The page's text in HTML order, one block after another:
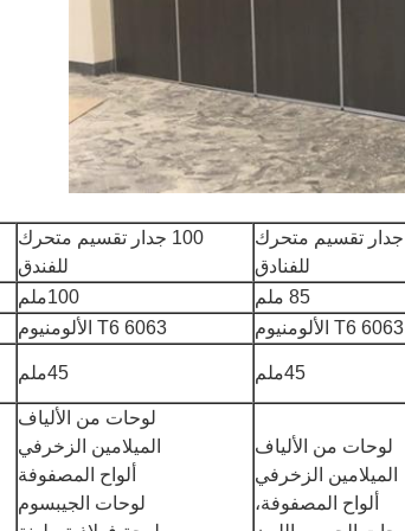
85 جدار تقسيم متحرك
للفنادق
100 جدار تقسيم متحرك
للفندق
85 ملم
100ملم
6063 T6 الألومنيوم
6063 T6 الألومنيوم
45ملم 45ملم
لوحات من الألياف
الميلامين الزخرفي
ألواح المصفوفة،
لوحات من الألياف
الميلامين الزخرفي
ألواح المصفوفة
لوحات الجيبسوم